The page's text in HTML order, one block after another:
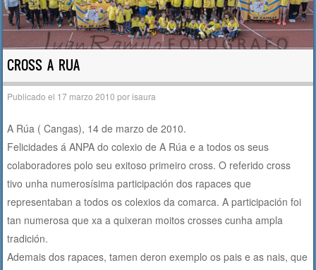
CROSS A RUA
Publicado el 17 marzo 2010 porisaura
A Rúa ( Cangas), 14 de marzo de 2010.
Felicidades á ANPA do colexio de A Rúa e a todos os seus
colaboradores polo seu exitoso primeiro cross. O referido cross
tivo unha numerosísima participación dos rapaces que
representaban a todos os colexios da comarca. A participación foi
tan numerosa que xa a quixeran moitos crosses cunha ampla
tradición.
Ademais dos rapaces, tamen deron exemplo os pais e as nais, que